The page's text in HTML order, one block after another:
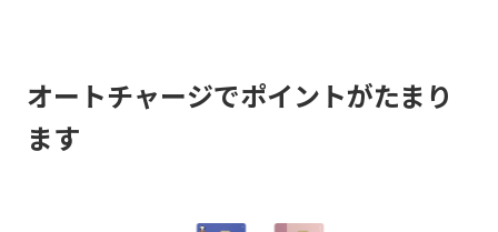
オートチャージでポイントがたまり
ます